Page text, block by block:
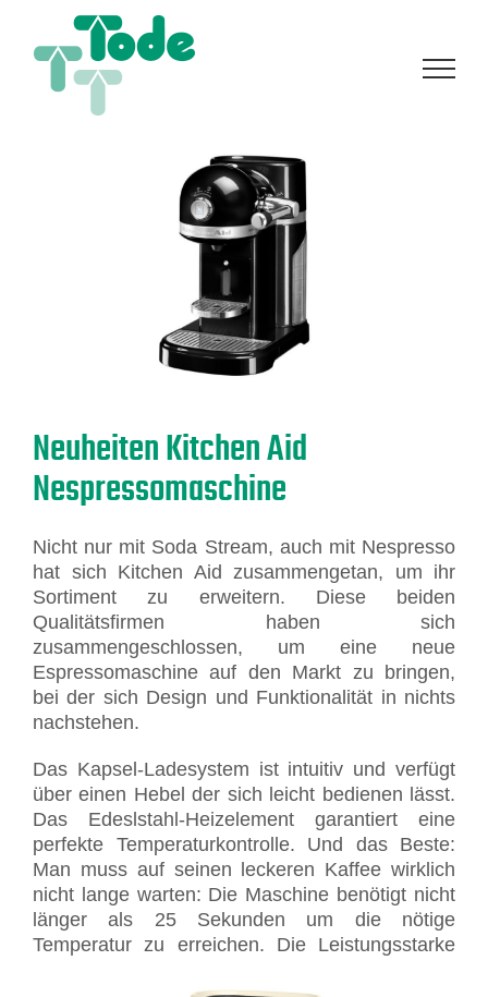
springen
Neuheiten Kitchen Aid
Nespressomaschine
Nicht nur mit Soda Stream, auch mit Nespresso
hat sich Kitchen Aid zusammengetan, um ihr
Sortiment zu erweitern. Diese beiden
Qualitätsfirmen haben sich
zusammengeschlossen, um eine neue
Espressomaschine auf den Markt zu bringen,
bei der sich Design und Funktionalität in nichts
nachstehen.
Das Kapsel-Ladesystem ist intuitiv und verfügt
über einen Hebel der sich leicht bedienen lässt.
Das Edeslstahl-Heizelement garantiert eine
perfekte Temperaturkontrolle. Und das Beste:
Man muss auf seinen leckeren Kaffee wirklich
nicht lange warten: Die Maschine benötigt nicht
länger als 25 Sekunden um die nötige
Temperatur zu erreichen. Die Leistungsstarke